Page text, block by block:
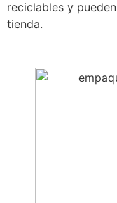
reciclables y
tienda.